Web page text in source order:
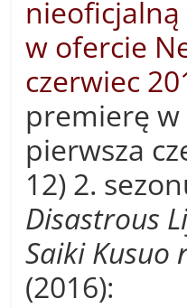
w ofercie
czerwiec
premierę
pierwsza
12) 2.
Disastrous
Saiki Kusuo
(2016):